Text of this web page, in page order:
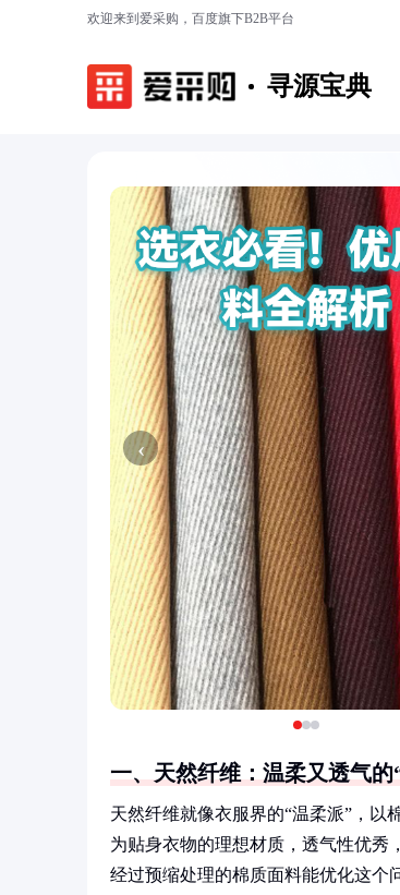
欢迎来到爱采购，百度旗下B2B平台
寻源宝典
‹
一、天然纤维：温柔又透气的
天然纤维就像衣服界的“温柔派”，
为贴身衣物的理想材质，透气性优秀
经过预缩处理的棉质面料能优化这个